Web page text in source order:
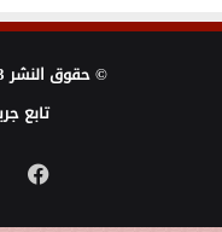
© حقوق النشر 2013 ، الحقوق محفوظة |
تابع